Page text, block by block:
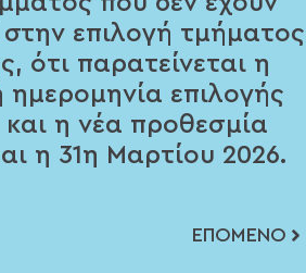
επιλογή τμήματος
ότι παρατείνεται η
ημερομηνία επιλογής
η νέα προθεσμία
η 31η Μαρτίου 2026.
ΕΠΌΜΕΝΟ